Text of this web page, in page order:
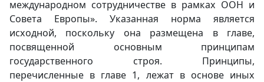
международном сотрудничестве в рамках ООН и
Совета Европы». Указанная норма является
исходной, поскольку она размещена в главе,
посвященной основным принципам
государственного строя. Принципы,
перечисленные в главе 1, лежат в основе иных